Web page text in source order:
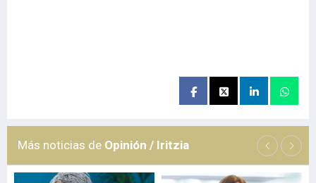
Más noticias de Opinión / Iritzia